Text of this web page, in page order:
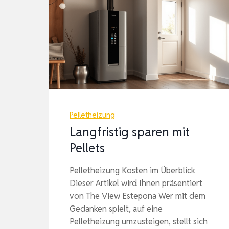
Pelletheizung
Langfristig sparen mit
Pellets
Pelletheizung Kosten im Überblick
Dieser Artikel wird Ihnen präsentiert
von The View Estepona Wer mit dem
Gedanken spielt, auf eine
Pelletheizung umzusteigen, stellt sich